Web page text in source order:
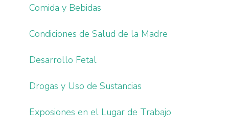
Comida y Bebidas
Condiciones de Salud de la Madre
Desarrollo Fetal
Drogas y Uso de Sustancias
Exposiones en el Lugar de Trabajo